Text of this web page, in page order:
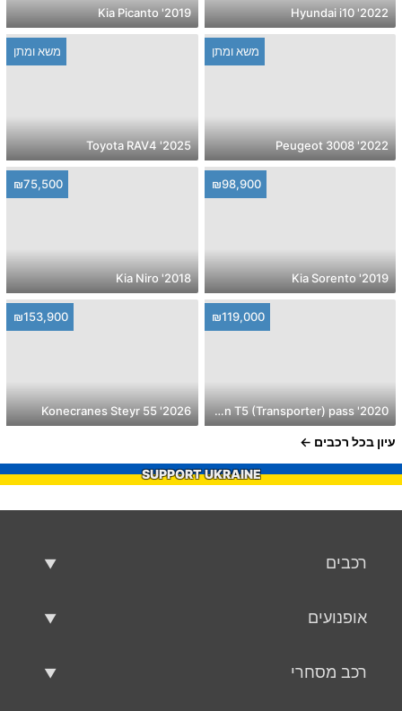
2022' Hyundai i10
2019' Kia Picanto
משא ומתן
2022' Peugeot 3008
משא ומתן
2025' Toyota RAV4
₪98,900
2019' Kia Sorento
₪75,500
2018' Kia Niro
₪119,000
2020' Volkswagen T5 (Transporter) pass
₪153,900
2026' Konecranes Steyr 55
עיון בכל רכבים
SUPPORT UKRAINE
רכבים
אופנועים
רכב מסחרי